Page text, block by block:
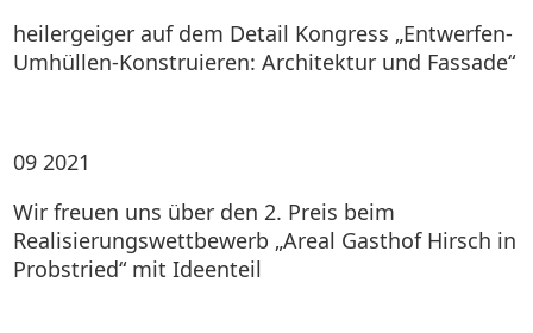
heilergeiger auf dem Detail Kongress „Entwerfen-
Umhüllen-Konstruieren: Architektur und Fassade“
09 2021
Wir freuen uns über den 2. Preis beim
Realisierungswettbewerb „Areal Gasthof Hirsch in
Probstried“ mit Ideenteil